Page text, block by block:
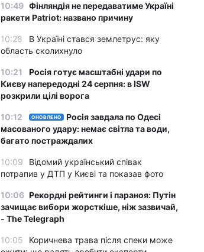
10:49 Фінляндія не передаватиме Україні
ракети Patriot: названо причину
10:28
В Україні стався землетрус: яку
область сколихнуло
10:21
Росія готує масштабні удари по
Києву напередодні 24 серпня: в ISW
розкрили цілі ворога
10:12 ОНОВЛЕНО
Росія завдала по Одесі
масованого удару: немає світла та води,
багато постраждалих
10:09
Відомий український співак
потрапив у ДТП у Києві та показав фото
10:06 Рекордні рейтинги і параноя: Путін
зачищає вибори жорсткіше, ніж зазвичай,
- The Telegraph
10:05
Коричнева трава після спеки може